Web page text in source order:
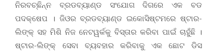
ନିରବଚ୍ଛିନ୍ନ ବ୍ରଡବ୍ୟାଣ୍ଡ ସଂଯୋଗ ଦିଗରେ ଏକ ବଡ
ପଦକ୍ଷେପ । ଜିଓର ବ୍ରଡବ୍ୟାଣ୍ଡ ଇକୋସିଷ୍ଟମରେ ଷ୍ଟାର-
ଲିଙ୍କ୍ ସହ ମିଶି ନିଜ ନେଟୱର୍କକୁ ବିସ୍ତାର କରିବା ପାଇଁ ଚାହୁଁଛି ।
ଷ୍ଟାର-ଲିଙ୍କ୍ ସେବା ବ୍ୟବହାର କରିବାକୁ ଏକ ଛୋଟ ଡିସ